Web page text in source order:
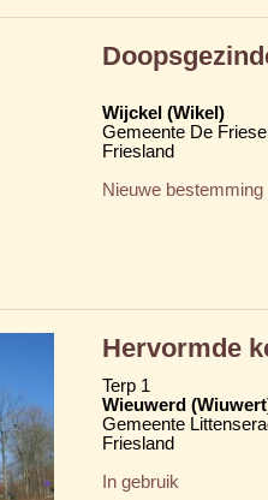
Wijckel (Wikel)
Gemeente De
Friesland
Nieuwe bestemming
Hervormde
Terp 1
Wieuwerd
Gemeente
Friesland
In gebruik